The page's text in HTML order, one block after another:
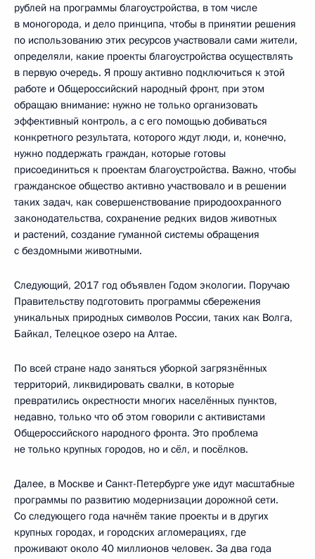
рублей на программы благоустройства, в том числе
в моногорода, и дело принципа, чтобы в принятии решения
по использованию этих ресурсов участвовали сами жители,
определяли, какие проекты благоустройства осуществлять
в первую очередь. Я прошу активно подключиться к этой
работе и Общероссийский народный фронт, при этом
обращаю внимание: нужно не только организовать
эффективный контроль, а с его помощью добиваться
конкретного результата, которого ждут люди, и, конечно,
нужно поддержать граждан, которые готовы
присоединиться к проектам благоустройства. Важно, чтобы
гражданское общество активно участвовало и в решении
таких задач, как совершенствование природоохранного
законодательства, сохранение редких видов животных
и растений, создание гуманной системы обращения
с бездомными животными.
Следующий, 2017 год объявлен Годом экологии. Поручаю
Правительству подготовить программы сбережения
уникальных природных символов России, таких как Волга,
Байкал, Телецкое озеро на Алтае.
По всей стране надо заняться уборкой загрязнённых
территорий, ликвидировать свалки, в которые
превратились окрестности многих населённых пунктов,
недавно, только что об этом говорили с активистами
Общероссийского народного фронта. Это проблема
не только крупных городов, но и сёл, и посёлков.
Далее, в Москве и Санкт-Петербурге уже идут масштабные
программы по развитию модернизации дорожной сети.
Со следующего года начнём такие проекты и в других
крупных городах, и городских агломерациях, где
проживают около 40 миллионов человек. За два года